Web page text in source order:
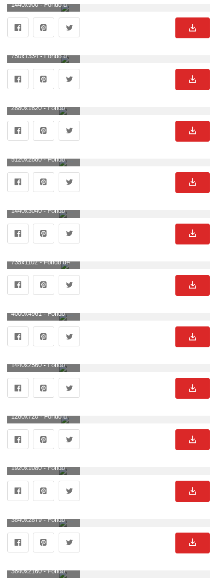
1440x900 - Fondo de pantalla de 1440x900. Imágen de Miles Morales.
750x1334 - Fondo de pantalla de 750x1334. Fondo de pantalla de Miles Morales.
2880x1620 - Fondo de pantalla de 2880x1620. Fondo para computadora de Miles Morales.
5120x2880 - Fondo de pantalla de 5120x2880. Wallpaper de Miles Morales.
1440x3040 - Fondo de pantalla de 1440x3040. Imágen de Miles Morales.
735x1102 - Fondo de pantalla de 735x1102. Fondo para móvil de Miles Morales.
4000x4961 - Fondo de pantalla de 4000x4961. Fondo de pantalla de Miles Morales.
1440x2560 - Fondo de pantalla de 1440x2560. Fondo de pantalla de Miles Morales.
1280x720 - Fondo de pantalla de 1280x720. Imágen HD 720p de Miles Morales.
1920x1080 - Fondo de pantalla de 1920x1080. Fondo para computadora HD 1080p de Miles Morales.
3840x2879 - Fondo de pantalla de 3840x2879. Wallpaper de Miles Morales.
3840x2160 - Fondo de pantalla de 3840x2160. Fondo para computadora 4K Ultra HD de Miles Morales.